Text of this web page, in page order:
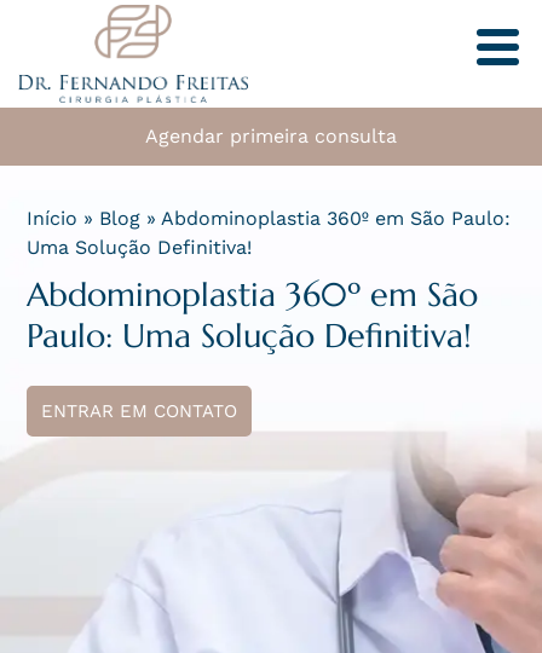
Agendar primeira consulta
Início » Blog »Abdominoplastia 360º em São Paulo:
Uma Solução Definitiva!
Abdominoplastia 360º em São
Paulo: Uma Solução Definitiva!
ENTRAR EM CONTATO